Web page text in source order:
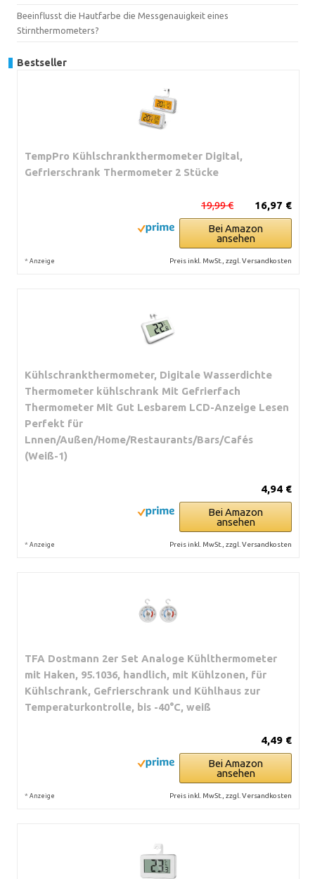
Beeinflusst die Hautfarbe die Messgenauigkeit eines
Stirnthermometers?
Bestseller
TempPro Kühlschrankthermometer Digital,
Gefrierschrank Thermometer 2 Stücke
16,97 €
19,99 €
Bei Amazon
ansehen
* Anzeige Preis inkl. MwSt., zzgl. Versandkosten
Kühlschrankthermometer, Digitale Wasserdichte
Thermometer kühlschrank Mit Gefrierfach
Thermometer Mit Gut Lesbarem LCD-Anzeige Lesen
Perfekt für
Lnnen/Außen/Home/Restaurants/Bars/Cafés
(Weiß-1)
4,94 €
Bei Amazon
ansehen
* Anzeige Preis inkl. MwSt., zzgl. Versandkosten
TFA Dostmann 2er Set Analoge Kühlthermometer
mit Haken, 95.1036, handlich, mit Kühlzonen, für
Kühlschrank, Gefrierschrank und Kühlhaus zur
Temperaturkontrolle, bis -40°C, weiß
4,49 €
Bei Amazon
ansehen
* Anzeige Preis inkl. MwSt., zzgl. Versandkosten